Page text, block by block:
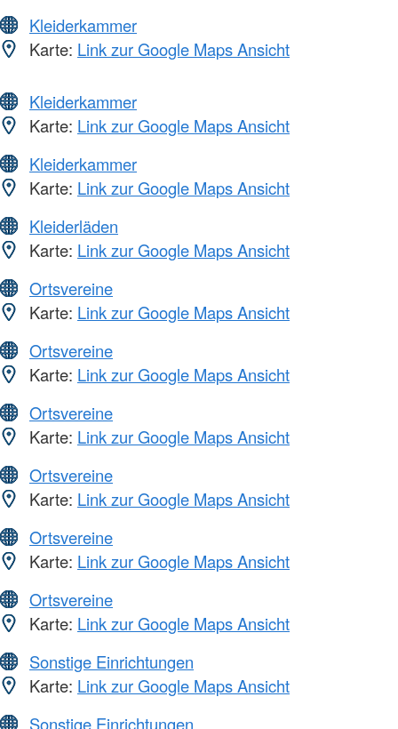
Kleiderkammer
Karte: Link zur Google Maps Ansicht
Kleiderkammer
Karte: Link zur Google Maps Ansicht
Kleiderkammer
Karte: Link zur Google Maps Ansicht
Kleiderläden
Karte: Link zur Google Maps Ansicht
Ortsvereine
Karte: Link zur Google Maps Ansicht
Ortsvereine
Karte: Link zur Google Maps Ansicht
Ortsvereine
Karte: Link zur Google Maps Ansicht
Ortsvereine
Karte: Link zur Google Maps Ansicht
Ortsvereine
Karte: Link zur Google Maps Ansicht
Ortsvereine
Karte: Link zur Google Maps Ansicht
Sonstige Einrichtungen
Karte: Link zur Google Maps Ansicht
Sonstige Einrichtungen